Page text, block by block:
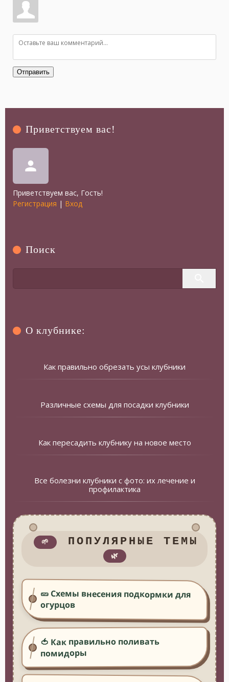
Отправить
Приветствуем вас!
person
Приветствуем вас, Гость!
Регистрация | Вход
Поиск
О клубнике:
Как правильно обрезать усы клубники
Различные схемы для посадки клубники
Как пересадить клубнику на новое место
Все болезни клубники с фото: их лечение и
профилактика
🌱 ПОПУЛЯРНЫЕ ТЕМЫ
🌿
🥒 Схемы внесения подкормки для
огурцов
🍅 Как правильно поливать
помидоры